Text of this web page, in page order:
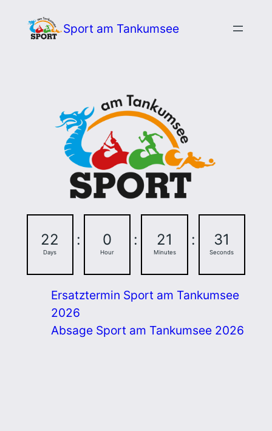
Inhalt
Sport am Tankumsee
22
Days
: 0
Hour
: 21
Minutes
: 30
Seconds
Ersatztermin Sport am Tankumsee
2026
Absage Sport am Tankumsee 2026